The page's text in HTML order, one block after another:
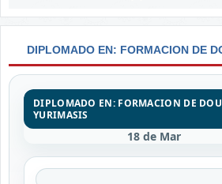
DIPLOMADO EN: FORMACION DE
DIPLOMADO EN: FORMACION DE
YURIMASIS
18 de Mar